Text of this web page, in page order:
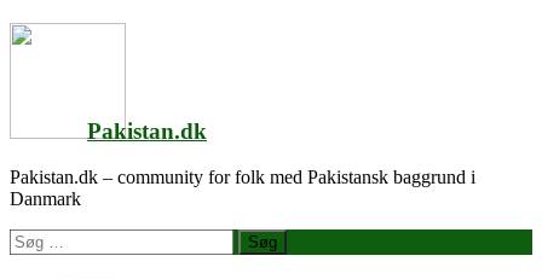
Videre
Pakistan.dk
Pakistan.dk – community for folk med Pakistansk baggrund i
Danmark
Søg
efter